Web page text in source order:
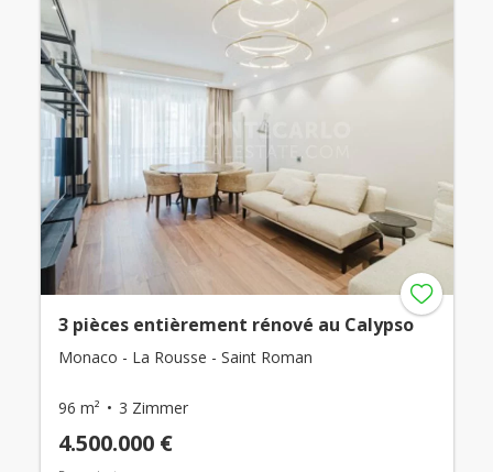
3 pièces entièrement rénové au Calypso
Monaco - La Rousse - Saint Roman
96 m² 3 Zimmer
4.500.000 €